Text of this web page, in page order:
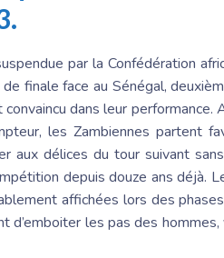
par la Confédération
finale face au Sénégal,
dans leur performance.
les Zambiennes partent
aux délices du tour suivant
depuis douze ans déjà.
affichées lors des
les pas des hommes,